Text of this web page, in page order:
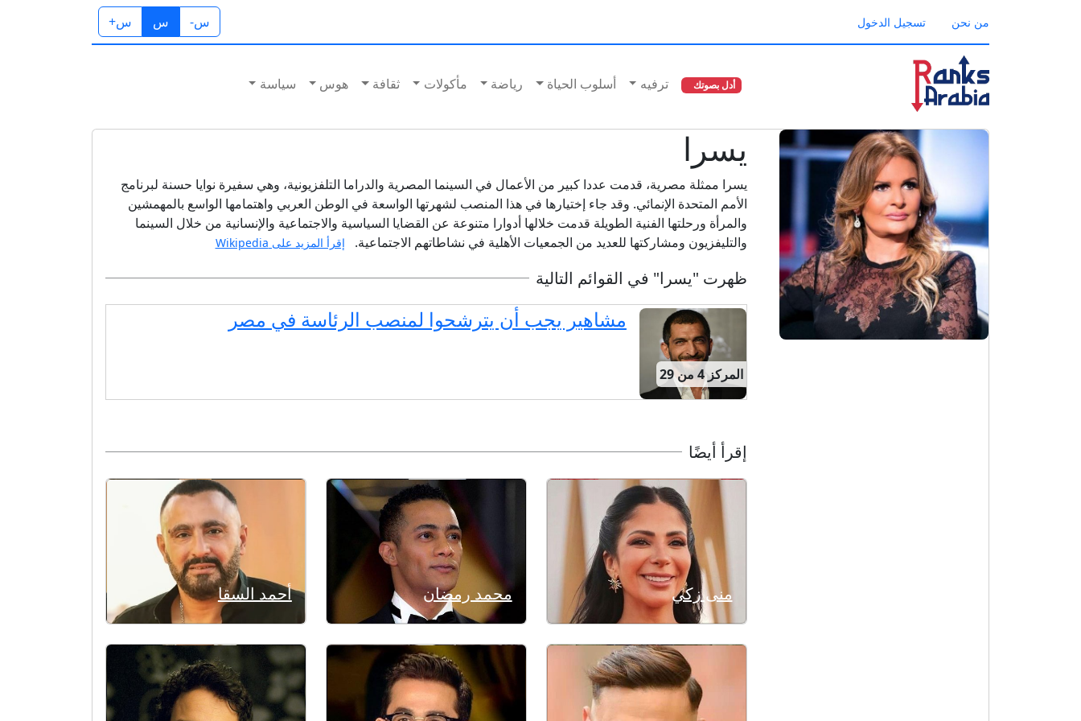
من نحن تسجيل الدخول س- س س+
أدل بصوتك ترفيه أسلوب الحياة رياضة مأكولات ثقافة هوس سياسة
يسرا
يسرا ممثلة مصرية، قدمت عددا كبير من الأعمال في السينما المصرية والدراما التلفزيونية، وهي سفيرة نوايا حسنة لبرنامج
الأمم المتحدة الإنمائي. وقد جاء إختيارها في هذا المنصب لشهرتها الواسعة في الوطن العربي واهتمامها الواسع بالمهمشين
والمرأة ورحلتها الفنية الطويلة قدمت خلالها أدوارا متنوعة عن القضايا السياسية والاجتماعية والإنسانية من خلال السينما
والتليفزيون ومشاركتها للعديد من الجمعيات الأهلية في نشاطاتهم الاجتماعية.
إقرأ المزيد على Wikipedia
ظهرت "يسرا" في القوائم التالية
المركز 4 من 29
مشاهير يجب أن يترشحوا لمنصب الرئاسة في مصر
إقرأ أيضًا
منى زكي محمد رمضان أحمد السقا